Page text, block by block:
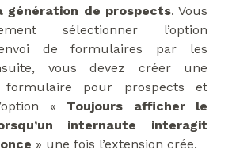
génération de prospects. Vous
sélectionner l’option
de formulaires par les
vous devez créer une
formulaire pour prospects et
« Toujours afficher le
internaute interagit
» une fois l’extension crée.